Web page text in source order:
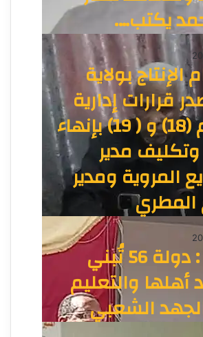
يكتب….
الإنتاج بولاية
قرارات إدارية
بالأرقام (18) و ( 19) بإنهاء
مدير
المروية ومدير
المطري
الوالي : دولة 56 تُبني
أهلها والتعليم
الشعبي